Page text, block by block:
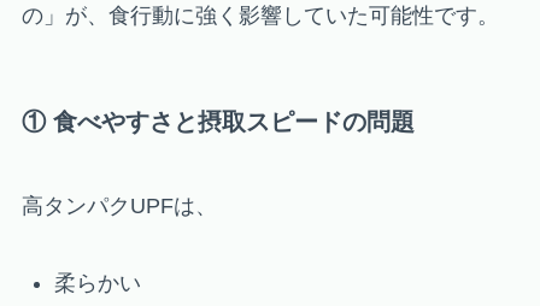
の」が、食行動に強く影響していた可能性です。
① 食べやすさと摂取スピードの問題
高タンパクUPFは、
柔らかい